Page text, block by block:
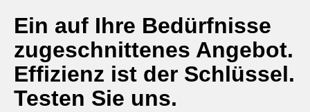
Ein auf Ihre Bedürfnisse
zugeschnittenes Angebot.
Effizienz ist der Schlüssel.
Testen Sie uns.